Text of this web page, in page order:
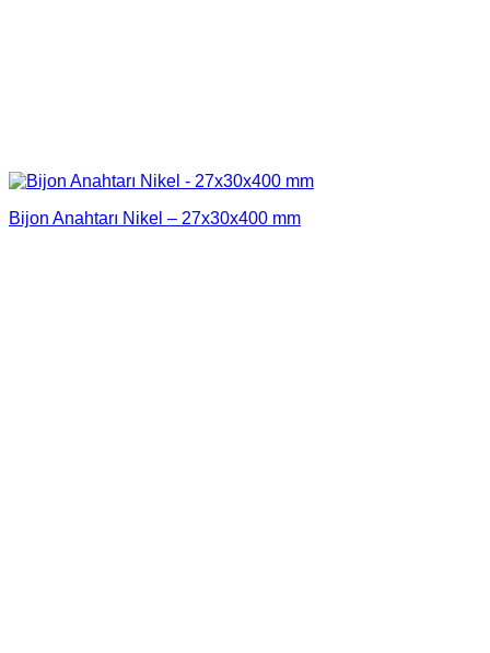
Bijon Anahtarı Nikel – 27x30x400 mm